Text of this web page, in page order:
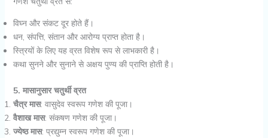
विघ्न और संकट दूर होते हैं।
धन, संपत्ति, संतान और आरोग्य प्राप्त होता है।
स्त्रियों के लिए यह व्रत विशेष रूप से लाभकारी है।
कथा सुनने और सुनाने से अक्षय पुण्य की प्राप्ति होती है।
5. मासानुसार चतुर्थी व्रत
चैत्र मास: वासुदेव स्वरूप गणेश की पूजा।
वैशाख मास: संकषण गणेश की पूजा।
ज्येष्ठ मास: प्रद्युम्न स्वरूप गणेश की पूजा।